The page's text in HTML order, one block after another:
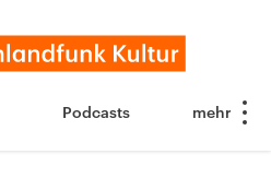
Podcasts